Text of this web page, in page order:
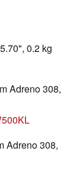
0.2 kg
Adreno 308,
Adreno 308,